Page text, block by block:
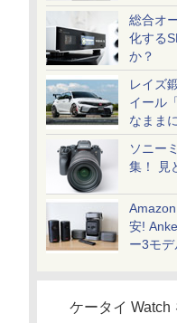
総合オ
化する
か？
レイズ
イール
なまま
ソニー
集！ 見
安!
ー3モ
ケータイ Watch